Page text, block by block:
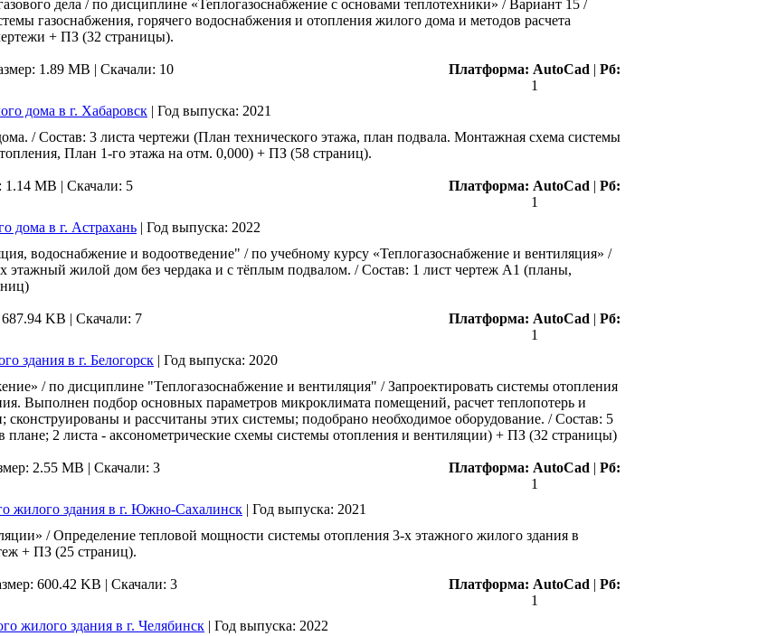
дела / по дисциплине «Теплогазоснабжение с основами теплотехники» / Вариант 15 /
газоснабжения, горячего водоснабжения и отопления жилого дома и методов расчета
+ ПЗ (32 страницы).
1.89 MB | Скачали: 10 Платформа: AutoCad | Рб:
1
дома в г. Хабаровск | Год выпуска: 2021
/ Состав: 3 листа чертежи (План технического этажа, план подвала. Монтажная схема системы
План 1-го этажа на отм. 0,000) + ПЗ (58 страниц).
1.14 MB | Скачали: 5 Платформа: AutoCad | Рб:
1
дома в г. Астрахань | Год выпуска: 2022
водоснабжение и водоотведение" / по учебному курсу «Теплогазоснабжение и вентиляция» /
этажный жилой дом без чердака и с тёплым подвалом. / Состав: 1 лист чертеж А1 (планы,
KB | Скачали: 7 Платформа: AutoCad | Рб:
1
здания в г. Белогорск | Год выпуска: 2020
/ по дисциплине "Теплогазоснабжение и вентиляция" / Запроектировать системы отопления
Выполнен подбор основных параметров микроклимата помещений, расчет теплопотерь и
и рассчитаны этих системы; подобрано необходимое оборудование. / Состав: 5
плане; 2 листа - аксонометрические схемы системы отопления и вентиляции) + ПЗ (32 страницы)
2.55 MB | Скачали: 3 Платформа: AutoCad | Рб:
1
жилого здания в г. Южно-Сахалинск | Год выпуска: 2021
/ Определение тепловой мощности системы отопления 3-х этажного жилого здания в
+ ПЗ (25 страниц).
600.42 KB | Скачали: 3 Платформа: AutoCad | Рб:
1
жилого здания в г. Челябинск | Год выпуска: 2022